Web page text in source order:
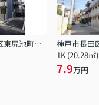
神戸市長田区東尻池町５丁目
1K (20.28㎡)
7.9万円